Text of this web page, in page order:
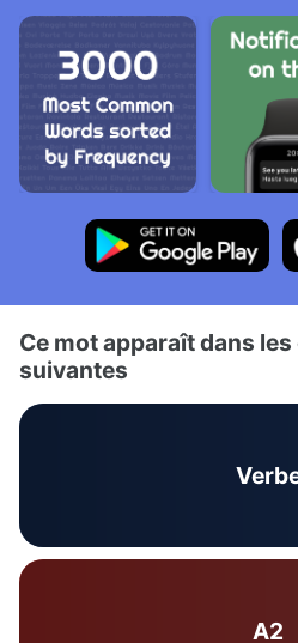
Ce mot apparaît dans
suivantes
A2